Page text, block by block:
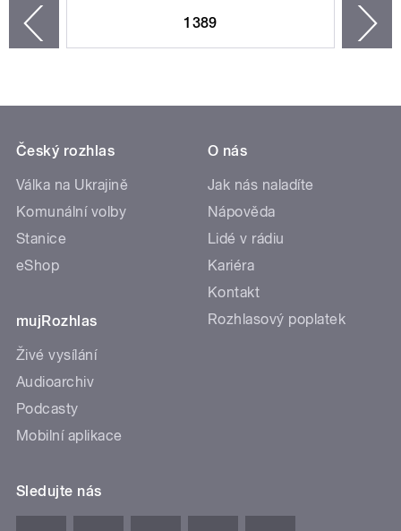
1389
Český rozhlas
Válka na Ukrajině
Komunální volby
Stanice
eShop
mujRozhlas
Živé vysílání
Audioarchiv
Podcasty
Mobilní aplikace
O nás
Jak nás naladíte
Nápověda
Lidé v rádiu
Kariéra
Kontakt
Rozhlasový poplatek
Sledujte nás